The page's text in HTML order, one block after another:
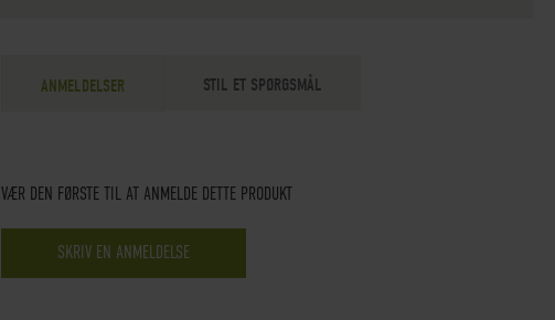
ANMELDELSER
VÆR DEN FØRSTE TIL AT ANMELDE DETTE PRODUKT
SKRIV EN ANMELDELSE
STIL ET SPØRGSMÅL